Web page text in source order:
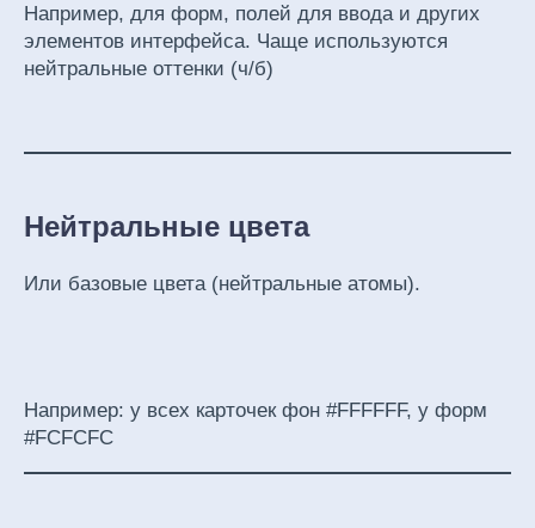
Например, для форм, полей для ввода и других
элементов интерфейса. Чаще используются
нейтральные оттенки (ч/б)
Нейтральные цвета
Или базовые цвета (нейтральные атомы).
Например: у всех карточек фон #FFFFFF, у форм
#FCFCFC